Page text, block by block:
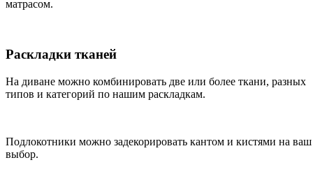
матрасом.
Раскладки тканей
На диване можно комбинировать две или более ткани, разных
типов и категорий по нашим раскладкам.
Подлокотники можно задекорировать кантом и кистями на ваш
выбор.